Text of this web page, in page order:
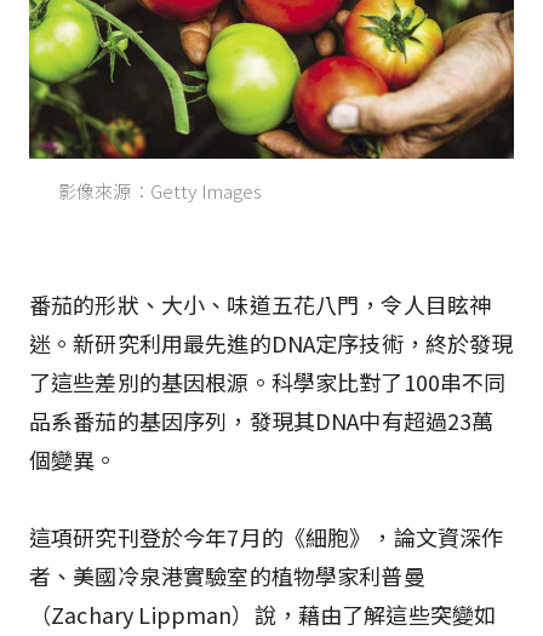
影像來源：Getty Images
番茄的形狀、大小、味道五花八門，令人目眩神
迷。新研究利用最先進的DNA定序技術，終於發現
了這些差別的基因根源。科學家比對了100串不同
品系番茄的基因序列，發現其DNA中有超過23萬
個變異。
這項研究刊登於今年7月的《細胞》，論文資深作
者、美國冷泉港實驗室的植物學家利普曼
（Zachary Lippman）說，藉由了解這些突變如